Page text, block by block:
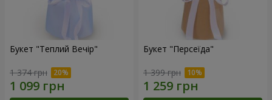
Букет "Теплий Вечір"
1 374 грн
Букет "Персеїда"
1 399 грн